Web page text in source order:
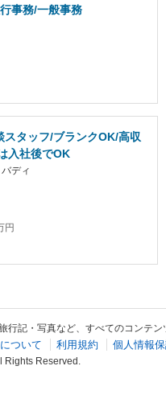
事務/一般事務
スタッフ/ブランクOK/高収
入社後でOK
ディ
円
行記・写真など、すべてのコンテ
ついて 利用規約 個人情報
Rights Reserved.